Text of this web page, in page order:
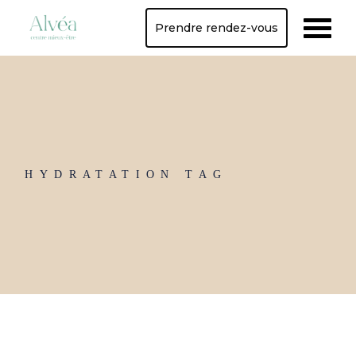
content
Prendre rendez-vous
HYDRATATION TAG